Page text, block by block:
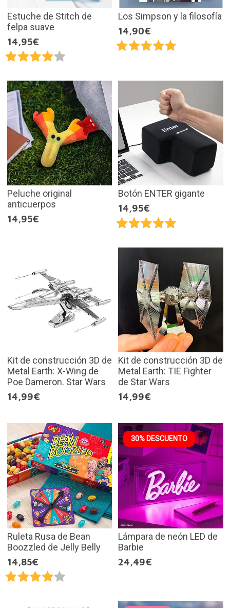
Estuche de Stitch de
felpa suave
14,95€
Los Simpson y la filosofía
14,90€
Peluche original
anticuerpos
14,95€
Botón ENTER gigante
14,95€
Kit de construcción 3D de
Metal Earth: X-Wing de
Poe Dameron. Star Wars
14,99€
Kit de construcción 3D de
Metal Earth: TIE Fighter
de Star Wars
14,99€
Ruleta Rusa de Bean
Boozzled de Jelly Belly
14,85€
30% DESCUENTO
Lámpara de neón LED de
Barbie
24,49€